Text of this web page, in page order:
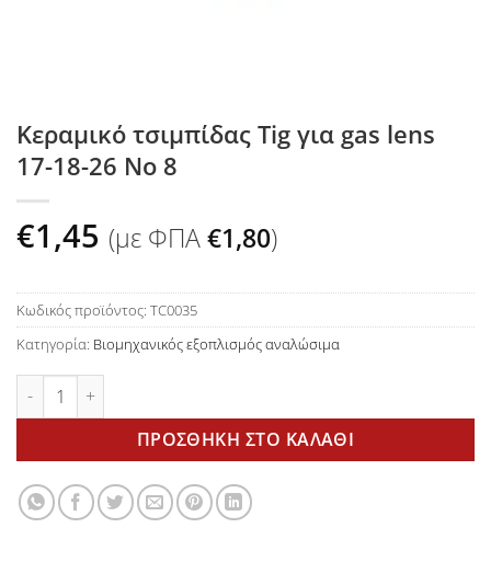
Κεραμικό τσιμπίδας Tig για gas lens
17-18-26 Νο 8
€1,45 (με ΦΠΑ€1,80)
Κωδικός προϊόντος: TC0035
Κατηγορία: Βιομηχανικός εξοπλισμός αναλώσιμα
Κεραμικό τσιμπίδας Tig για gas lens 17-18-26 Νο 8 ποσότητα
ΠΡΟΣΘΉΚΗ ΣΤΟ ΚΑΛΆΘΙ